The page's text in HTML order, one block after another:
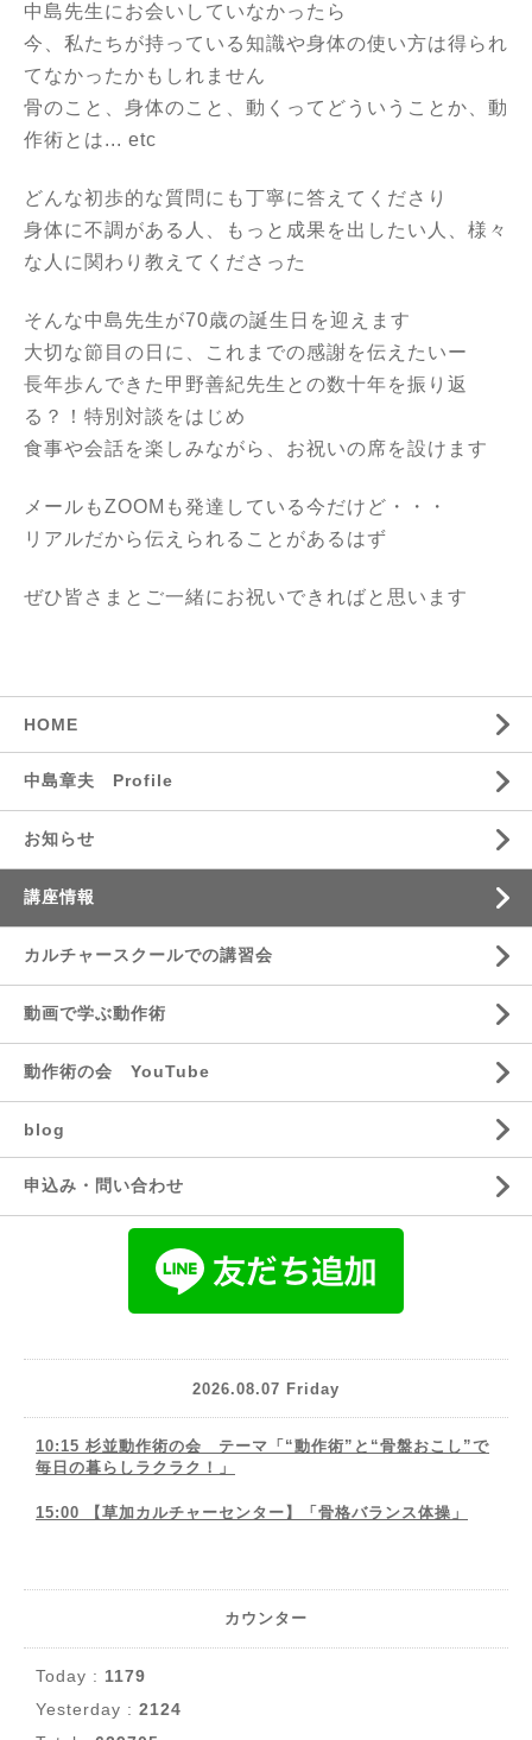
中島先生にお会いしていなかったら
今、私たちが持っている知識や身体の使い方は得られ
てなかったかもしれません
骨のこと、身体のこと、動くってどういうことか、動
作術とは... etc
どんな初歩的な質問にも丁寧に答えてくださり
身体に不調がある人、もっと成果を出したい人、様々
な人に関わり教えてくださった
そんな中島先生が70歳の誕生日を迎えます
大切な節目の日に、これまでの感謝を伝えたいー
長年歩んできた甲野善紀先生との数十年を振り返
る？！特別対談をはじめ
食事や会話を楽しみながら、お祝いの席を設けます
メールもZOOMも発達している今だけど・・・
リアルだから伝えられることがあるはず
ぜひ皆さまとご一緒にお祝いできればと思います
HOME
中島章夫 Profile
お知らせ
講座情報
カルチャースクールでの講習会
動画で学ぶ動作術
動作術の会 YouTube
blog
申込み・問い合わせ
2026.08.07 Friday
10:15 杉並動作術の会 テーマ「“動作術”と“骨盤おこし”で
毎日の暮らしラクラク！」
15:00 【草加カルチャーセンター】「骨格バランス体操」
カウンター
Today : 1179
Yesterday : 2124